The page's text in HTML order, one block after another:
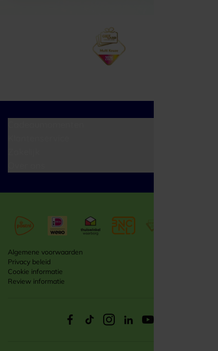
Algemene voorwaarden
Privacy beleid
Cookie informatie
Review informatie